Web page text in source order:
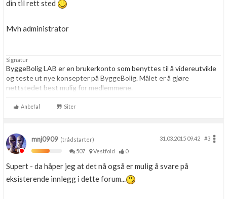
din til rett sted
Mvh administrator
Signatur
ByggeBolig LAB er en brukerkonto som benyttes til å videreutvikle
og teste ut nye konsepter på ByggeBolig. Målet er å gjøre
nettstedet best mulig for medlemmene.
Anbefal Siter
mnj0909 (trådstarter) 31.03.2015 09.42
#3
507
Vestfold 0
Supert - da håper jeg at det nå også er mulig å svare på
eksisterende innlegg i dette forum...